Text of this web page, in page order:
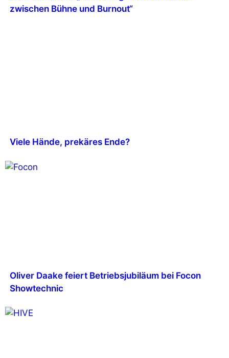
zwischen Bühne und Burnout“
Viele Hände, prekäres Ende?
Oliver Daake feiert Betriebsjubiläum bei Focon
Showtechnic